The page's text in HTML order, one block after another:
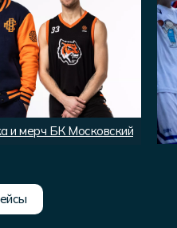
и мерч БК Московский